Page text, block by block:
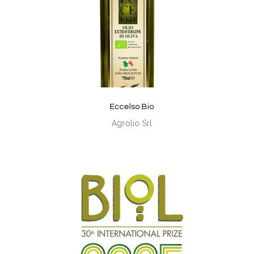
Eccelso Bio
Agrolio Srl